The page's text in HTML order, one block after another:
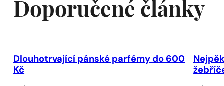
Doporučené články
Dlouhotrvající pánské parfémy do 600
Kč